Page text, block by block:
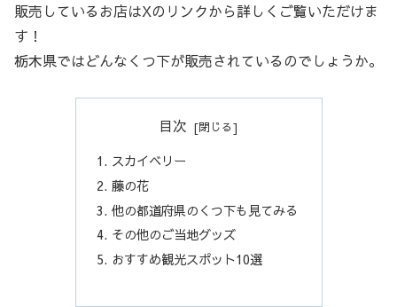
販売しているお店はXのリンクから詳しくご覧いただけま
す！
栃木県ではどんなくつ下が販売されているのでしょうか。
目次
スカイベリー
藤の花
他の都道府県のくつ下も見てみる
その他のご当地グッズ
おすすめ観光スポット10選